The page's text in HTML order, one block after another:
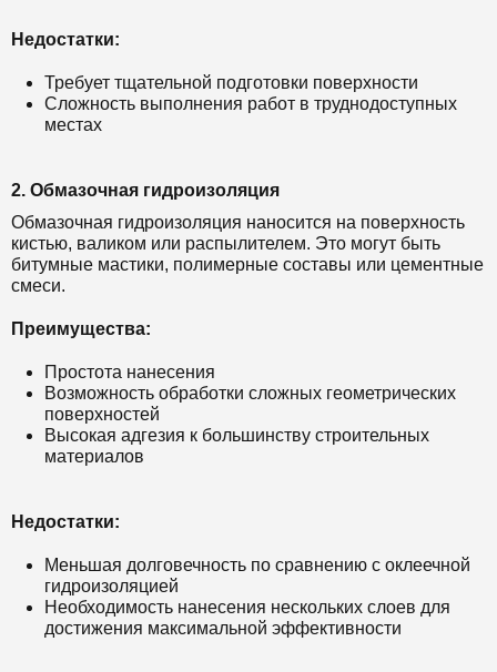
Недостатки:
Требует тщательной подготовки поверхности
Сложность выполнения работ в труднодоступных
местах
2. Обмазочная гидроизоляция
Обмазочная гидроизоляция наносится на поверхность
кистью, валиком или распылителем. Это могут быть
битумные мастики, полимерные составы или цементные
смеси.
Преимущества:
Простота нанесения
Возможность обработки сложных геометрических
поверхностей
Высокая адгезия к большинству строительных
материалов
Недостатки:
Меньшая долговечность по сравнению с оклеечной
гидроизоляцией
Необходимость нанесения нескольких слоев для
достижения максимальной эффективности